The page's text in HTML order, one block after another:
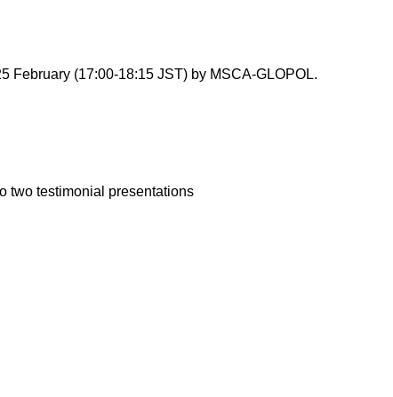
February (17:00-18:15 JST) by MSCA-GLOPOL.
two testimonial presentations